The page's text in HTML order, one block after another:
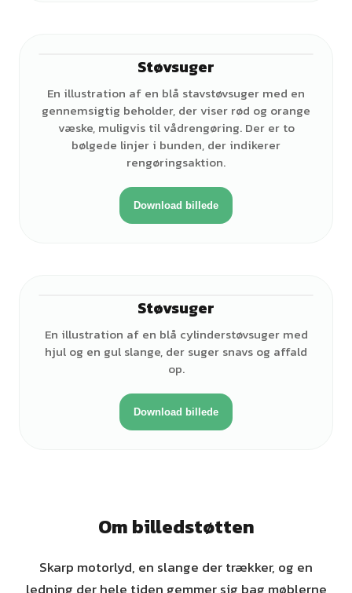
Støvsuger
En illustration af en blå stavstøvsuger med en
gennemsigtig beholder, der viser rød og orange
væske, muligvis til vådrengøring. Der er to
bølgede linjer i bunden, der indikerer
rengøringsaktion.
Download billede
Støvsuger
En illustration af en blå cylinderstøvsuger med
hjul og en gul slange, der suger snavs og affald
op.
Download billede
Om billedstøtten
Skarp motorlyd, en slange der trækker, og en